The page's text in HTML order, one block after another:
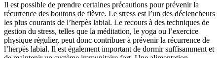
Il est possible de prendre certaines précautions pour prévenir la
récurrence des boutons de fièvre. Le stress est l’un des déclencheurs
les plus courants de l’herpès labial. Le recours à des techniques de
gestion du stress, telles que la méditation, le yoga ou l’exercice
physique régulier, peut donc contribuer à prévenir la récurrence de
l’herpès labial. Il est également important de dormir suffisamment et